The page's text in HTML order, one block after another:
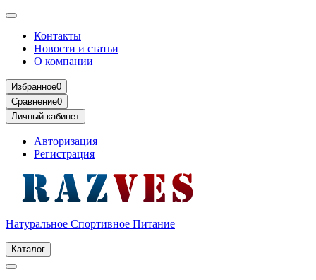
Контакты
Новости и статьи
О компании
Избранное0
Сравнение0
Личный кабинет
Авторизация
Регистрация
Натуральное Спортивное Питание
Каталог